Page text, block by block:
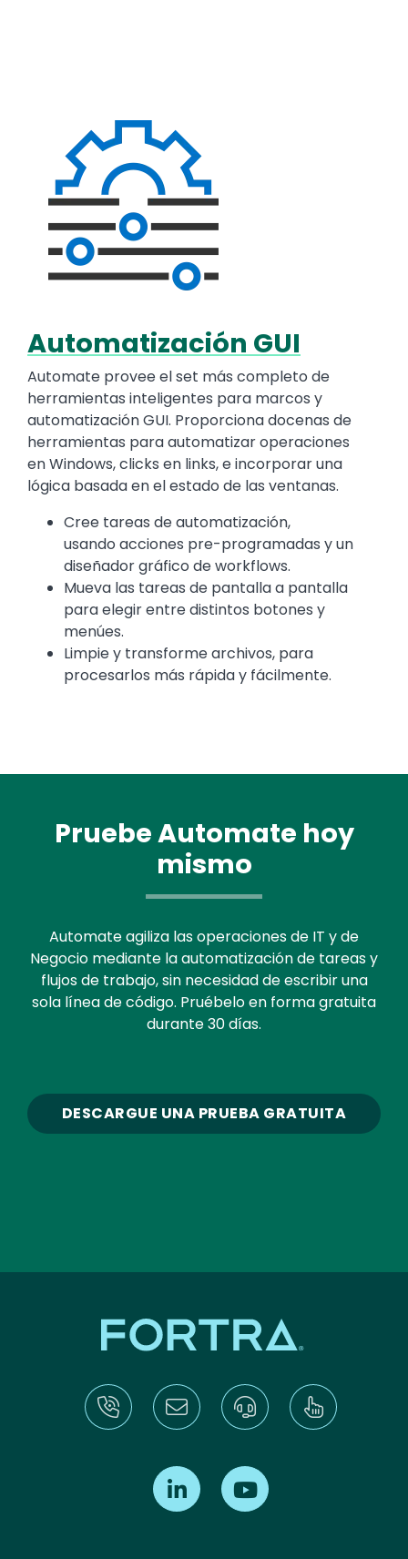
Text
Automatización GUI
Automate provee el set más completo de
herramientas inteligentes para marcos y
automatización GUI. Proporciona docenas de
herramientas para automatizar operaciones
en Windows, clicks en links, e incorporar una
lógica basada en el estado de las ventanas.
Cree tareas de automatización,
usando acciones pre-programadas y un
diseñador gráfico de workflows.
Mueva las tareas de pantalla a pantalla
para elegir entre distintos botones y
menúes.
Limpie y transforme archivos, para
procesarlos más rápida y fácilmente.
Pruebe Automate hoy
mismo
Automate agiliza las operaciones de IT y de
Negocio mediante la automatización de tareas y
flujos de trabajo, sin necesidad de escribir una
sola línea de código. Pruébelo en forma gratuita
durante 30 días.
DESCARGUE UNA PRUEBA GRATUITA
Find us on LinkedIn